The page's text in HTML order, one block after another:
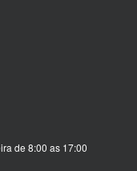
de 8:00 as 17:00